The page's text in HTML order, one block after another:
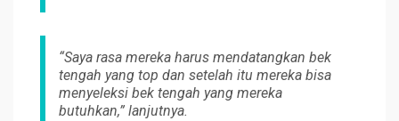
“Saya rasa mereka harus mendatangkan bek
tengah yang top dan setelah itu mereka bisa
menyeleksi bek tengah yang mereka
butuhkan,” lanjutnya.